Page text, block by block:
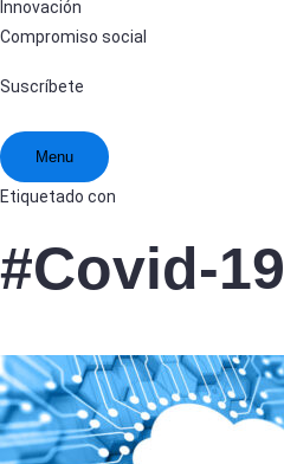
Innovación
Compromiso social
Suscríbete
Menu
Etiquetado con
#Covid-19